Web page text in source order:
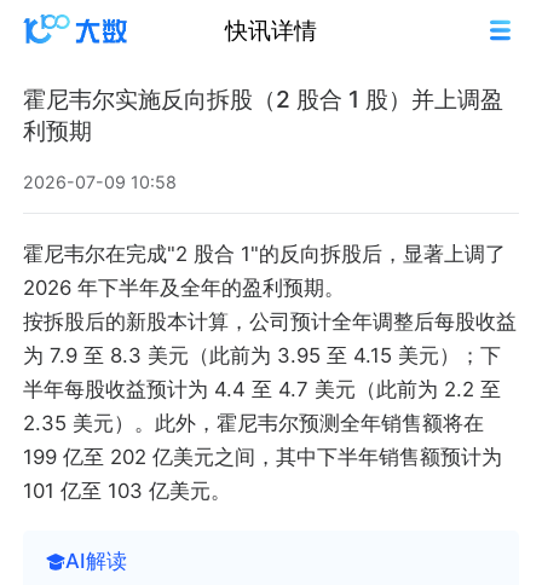
快讯详情
霍尼韦尔实施反向拆股（2 股合 1 股）并上调盈
利预期
2026-07-09 10:58
霍尼韦尔在完成"2 股合 1"的反向拆股后，显著上调了
2026 年下半年及全年的盈利预期。
按拆股后的新股本计算，公司预计全年调整后每股收益
为 7.9 至 8.3 美元（此前为 3.95 至 4.15 美元）；下
半年每股收益预计为 4.4 至 4.7 美元（此前为 2.2 至
2.35 美元）。此外，霍尼韦尔预测全年销售额将在
199 亿至 202 亿美元之间，其中下半年销售额预计为
101 亿至 103 亿美元。
AI解读